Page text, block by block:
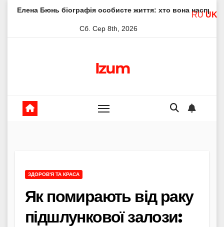
біографія особисте життя: хто вона насправді
Сб. Сер 8th, 2026
Izum
ЗДОРОВ'Я ТА КРАСА
Як помирають від раку
підшлункової залози:
RU UK